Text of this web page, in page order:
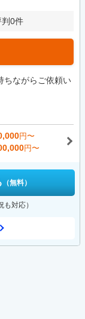
0件
ちながらご依頼い
円〜
円〜
（無料）
対応）